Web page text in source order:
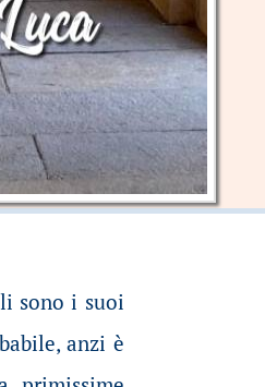
sono i suoi
anzi è